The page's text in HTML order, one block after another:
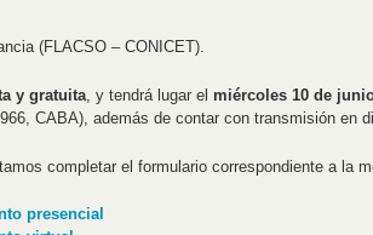
(FLACSO – CONICET).
y gratuita , y tendrá lugar el miércoles 10 de
CABA), además de contar con transmisión en
completar el formulario correspondiente a la
presencial